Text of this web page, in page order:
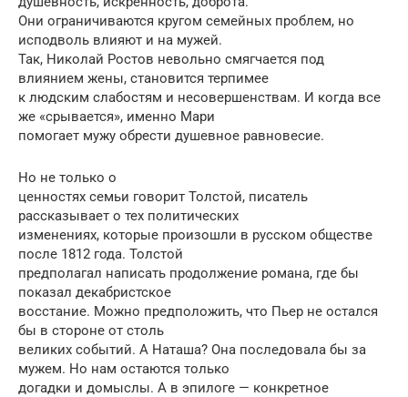
Они ограничиваются кругом семейных проблем, но
исподволь влияют и на мужей.
Так, Николай Ростов невольно смягчается под
влиянием жены, становится терпимее
к людским слабостям и несовершенствам. И когда все
же «срывается», именно Мари
помогает мужу обрести душевное равновесие.
Но не только о
ценностях семьи говорит Толстой, писатель
рассказывает о тех политических
изменениях, которые произошли в русском обществе
после 1812 года. Толстой
предполагал написать продолжение романа, где бы
показал декабристское
восстание. Можно предположить, что Пьер не остался
бы в стороне от столь
великих событий. А Наташа? Она последовала бы за
мужем. Но нам остаются только
догадки и домыслы. А в эпилоге — конкретное